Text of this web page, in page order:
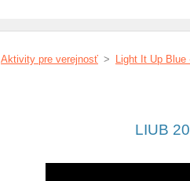
Aktivity pre verejnosť > Light It Up
LIUB